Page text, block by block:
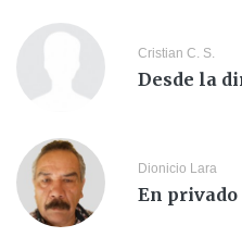
Cristian C. S.
Desde la
Dionicio Lara
En privado